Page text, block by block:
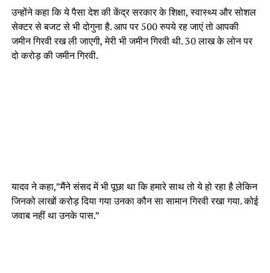
उन्होंने कहा कि ये पैसा देश की केंद्र सरकार के शिक्षा, स्वास्थ्य और सोशल
सेक्टर से बजट से भी दोगुना है. आप पर 500 रुपये रह जाएं तो आपकी
जमीन गिरवी रख ली जाएगी, मेरी भी जमीन गिरवी थी. 30 लाख के लोन पर
दो करोड़ की जमीन गिरवी.
यादव ने कहा,”मैंने संसद में भी पूछा था कि हमारे साथ तो ये हो रहा है लेकिन
जिनको लाखों करोड़ दिया गया उनका कौन सा सामान गिरवी रखा गया. कोई
जवाब नहीं था उनके पास.”